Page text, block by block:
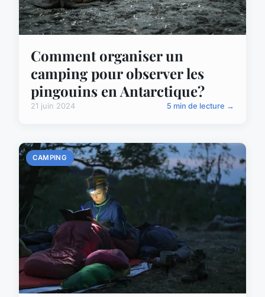
Comment organiser un
camping pour observer les
pingouins en Antarctique?
21 juin 2024 5 min de lecture →
CAMPING